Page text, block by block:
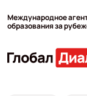
Международное
образования за